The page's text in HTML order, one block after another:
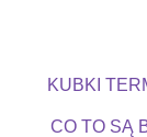
KUBKI
CO TO SĄ